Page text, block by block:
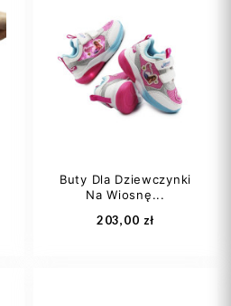
20 21
23
24
Dodaj do koszyka
Buty Dla Dziewczynki
Na Wiosnę...
203,00 zł